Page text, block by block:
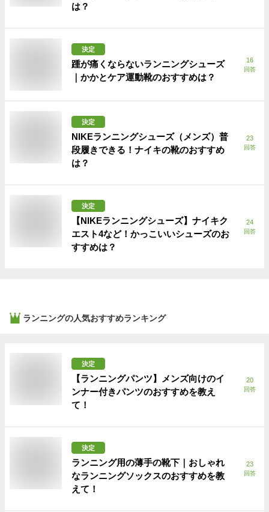
は？
決定
踵が痛くならないランニングシューズ
｜かかとケア運動靴のおすすめは？
16
回答
決定
NIKEランニングシューズ（メンズ）普
段履きできる！ナイキの靴のおすすめ
は？
23
回答
決定
【NIKEランニングシューズ】ナイキク
エスト4など！かっこいいシューズのお
すすめは？
24
回答
ランニングの人気おすすめランキング
決定
【ランニングパンツ】メンズ向けのイ
ンナー付きパンツのおすすめを教え
て！
20
回答
決定
ランニング用の薄手の靴下｜おしゃれ
なランニングソックスのおすすめを教
えて！
23
回答